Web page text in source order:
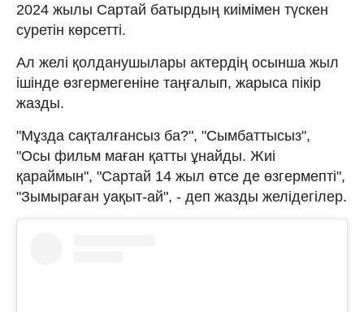
2024 жылы Сартай батырдың киімімен түскен
суретін көрсетті.
Ал желі қолданушылары актердің осынша жыл
ішінде өзгермегеніне таңғалып, жарыса пікір
жазды.
"Мұзда сақталғансыз ба?", "Сымбаттысыз",
"Осы фильм маған қатты ұнайды. Жиі
қараймын", "Сартай 14 жыл өтсе де өзгермепті",
"Зымыраған уақыт-ай", - деп жазды желідегілер.